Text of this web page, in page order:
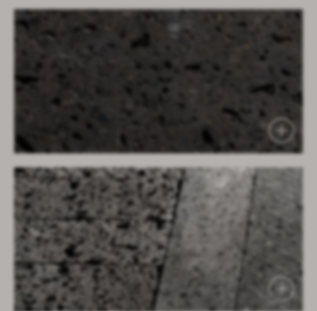
baignoire prima
void tables
edit table and stools
root planters